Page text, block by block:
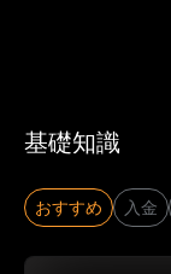
基礎知識
おすすめ 入金